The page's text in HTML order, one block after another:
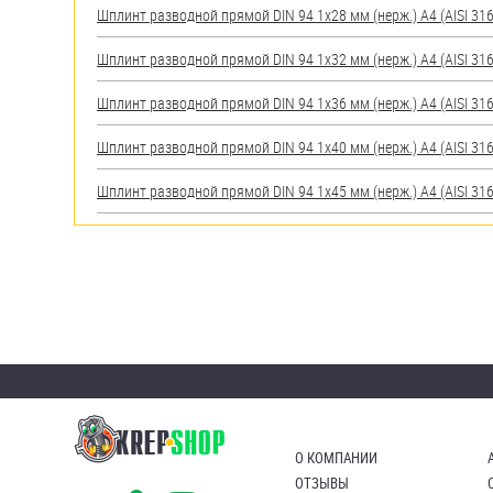
Шплинт разводной прямой DIN 94 1х28 мм (нерж.) A4 (AISI
Шплинт разводной прямой DIN 94 1х32 мм (нерж.) A4 (AISI
Шплинт разводной прямой DIN 94 1х36 мм (нерж.) A4 (AISI
Шплинт разводной прямой DIN 94 1х40 мм (нерж.) A4 (AISI
Шплинт разводной прямой DIN 94 1х45 мм (нерж.) A4 (AISI
О КОМПАНИИ
ОТЗЫВЫ